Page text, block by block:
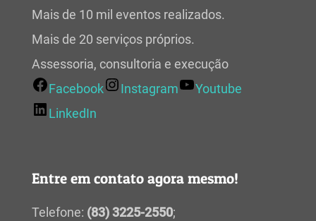
Mais de 10 mil eventos realizados.
Mais de 20 serviços próprios.
Assessoria, consultoria e execução
Facebook
Instagram
Youtube
LinkedIn
Entre em contato agora mesmo!
Telefone: (83) 3225-2550;